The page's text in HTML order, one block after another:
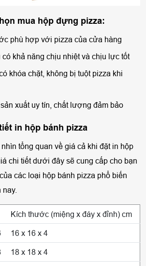
mua hộp đựng pizza:
phù hợp với pizza của cửa hàng
khả năng chịu nhiệt và chịu lực tốt
khóa chặt, không bị tuột pizza khi
xuất uy tín, chất lượng đảm bảo
in hộp bánh pizza
tổng quan về giá cả khi đặt in hộp
chi tiết dưới đây sẽ cung cấp cho bạn
các loại hộp bánh pizza phổ biến
Kích thước (miệng x đáy x đỉnh) cm
16 x 16 x 4
18 x 18 x 4